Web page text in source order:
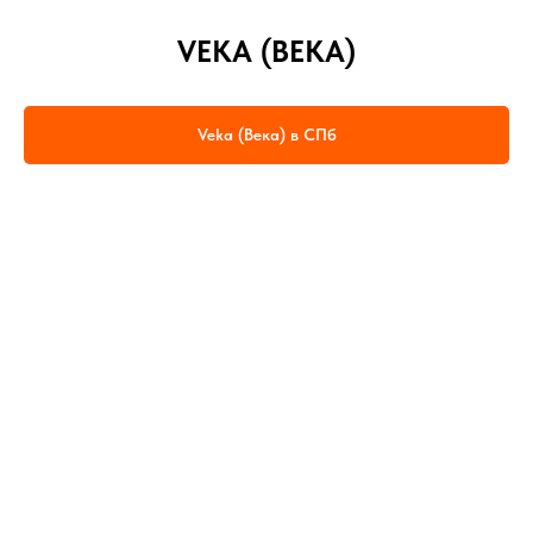
VEKA (ВЕКА)
Veka (Века) в СПб